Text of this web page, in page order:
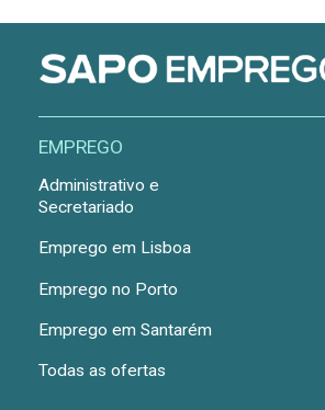
EMPREGO
Administrativo e
Secretariado
Emprego em Lisboa
Emprego no Porto
Emprego em Santarém
Todas as ofertas